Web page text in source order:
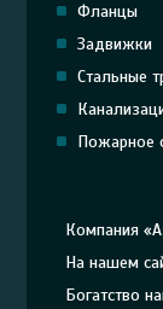
Фланцы
Задвижки
Стальные
Пожарное
Компания
На нашем
Богатство